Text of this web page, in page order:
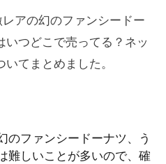
アの幻のファンシードー
つどこで売ってる？ネッ
てまとめました。
のファンシードーナツ、う
難しいことが多いので、確